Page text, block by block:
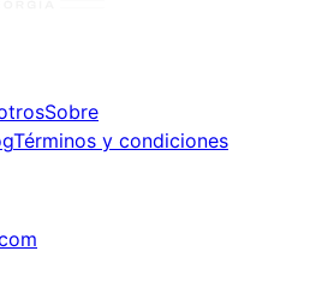
Sobre
Términos y condiciones